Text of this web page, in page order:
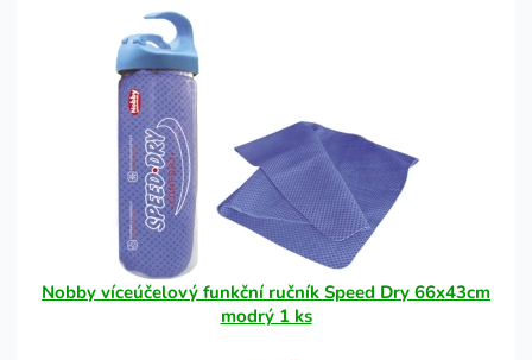
Nobby víceúčelový funkční ručník Speed Dry 66x43cm
modrý 1 ks